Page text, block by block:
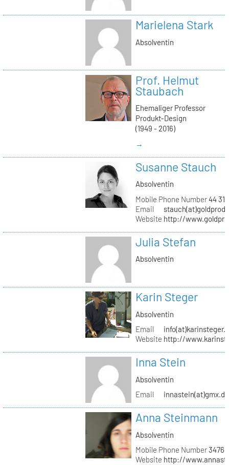
Marielena Stark
Absolventin
Prof. Helmut
Staubach
Ehemaliger Professor
Produkt-Design
(1949 - 2016)
→
Susanne Stauch
Absolventin
Mobile Phone Number44 31
Email
Website http://
Julia Stefan
Absolventin
Karin Steger
Absolventin
Email
Website http://
Inna Stein
Absolventin
Email
innastein(at)gmx.de
Anna Steinmann
Absolventin
Mobile Phone Number
Website http://